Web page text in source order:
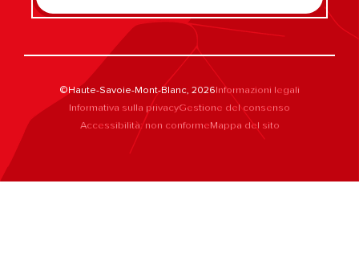
©Haute-Savoie-Mont-Blanc, 2026Informazioni legali
Informativa sulla privacyGestione del consenso
Accessibilità: non conformeMappa del sito